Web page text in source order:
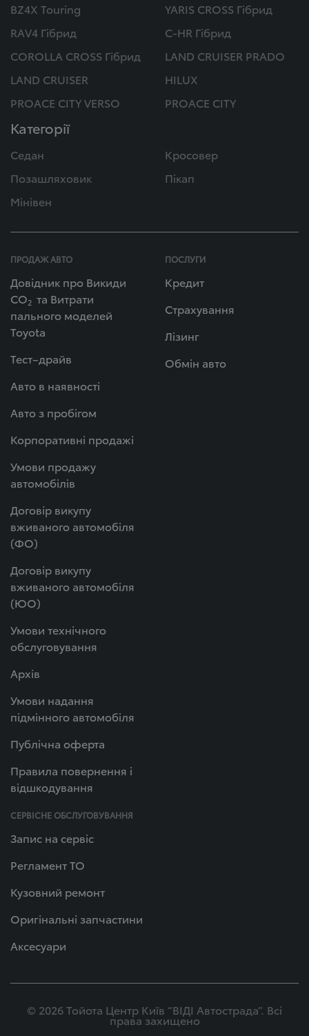
BZ4X Touring
YARIS CROSS Гібрид
RAV4 Гібрид
C-HR Гібрид
COROLLA CROSS Гібрид
LAND CRUISER PRADO
LAND CRUISER
HILUX
PROACE CITY VERSO
PROACE CITY
Категорії
Седан
Кросовер
Позашляховик
Пікап
Мінівен
ПРОДАЖ АВТО
Довідник про Викиди
СО2 та Витрати
пального моделей
Toyota
Тест–драйв
Авто в наявності
Авто з пробігом
Корпоративні продажі
Умови продажу
автомобілів
Договір викупу
вживаного автомобіля
(ФО)
Договір викупу
вживаного автомобіля
(ЮО)
Умови технічного
обслуговування
Архів
Умови надання
підмінного автомобіля
Публічна оферта
Правила повернення і
відшкодування
ПОСЛУГИ
Кредит
Страхування
Лізинг
Обмін авто
СЕРВІСНЕ ОБСЛУГОВУВАННЯ
Запис на сервіс
Регламент ТО
Кузовний ремонт
Оригінальні запчастини
Аксесуари
© 2026 Тойота Центр Київ “ВІДІ Автострада”. Всі
права захищено